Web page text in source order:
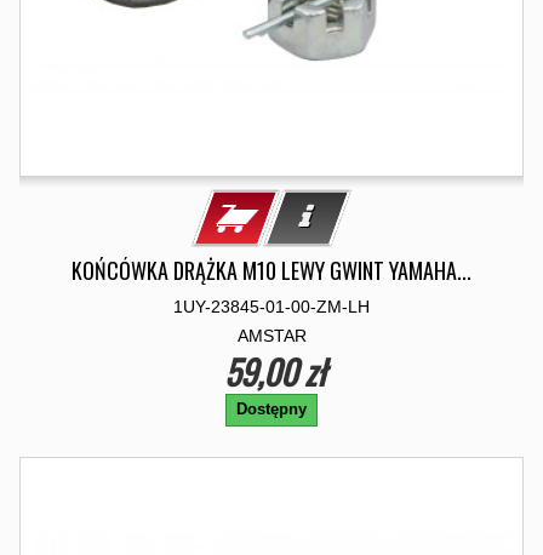
KOŃCÓWKA DRĄŻKA M10 LEWY GWINT YAMAHA...
1UY-23845-01-00-ZM-LH
AMSTAR
59,00 zł
Dostępny